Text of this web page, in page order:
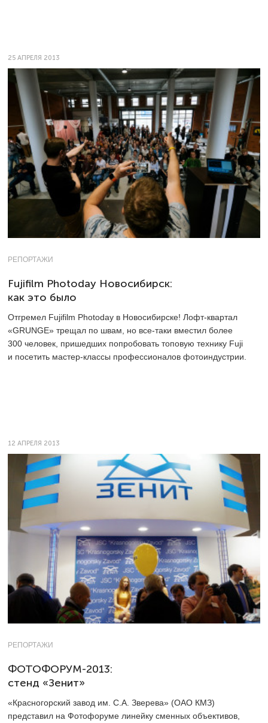
25 АПРЕЛЯ 2013
РЕПОРТАЖИ
Fujifilm Photoday Новосибирск:
как это было
Отгремел Fujifilm Photoday в Новосибирске! Лофт-квартал
«GRUNGE» трещал по швам, но все-таки вместил более
300 человек, пришедших попробовать топовую технику Fuji
и посетить мастер-классы профессионалов фотоиндустрии.
12 АПРЕЛЯ 2013
РЕПОРТАЖИ
ФОТОФОРУМ-2013:
стенд «Зенит»
«Красногорский завод им. С.А. Зверева» (ОАО КМЗ)
представил на Фотофоруме линейку сменных объективов,